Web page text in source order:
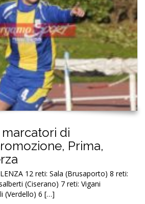
di
Prima,
12 reti: Sala (Brusaporto) 8 reti:
(Ciserano) 7 reti: Vigani
(Verdello) 6 […]